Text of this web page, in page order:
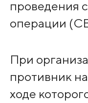
проведения
операции
При
противник
ходе